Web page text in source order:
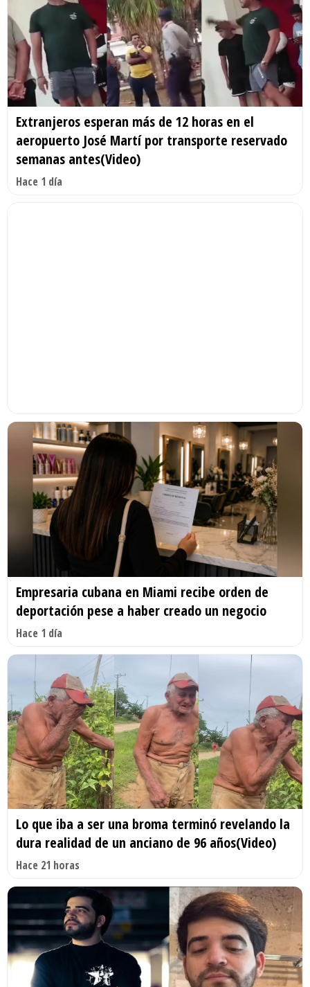
Extranjeros esperan más de 12 horas en el
aeropuerto José Martí por transporte reservado
semanas antes(Video)
Hace 1 día
Empresaria cubana en Miami recibe orden de
deportación pese a haber creado un negocio
Hace 1 día
Lo que iba a ser una broma terminó revelando la
dura realidad de un anciano de 96 años(Video)
Hace 21 horas